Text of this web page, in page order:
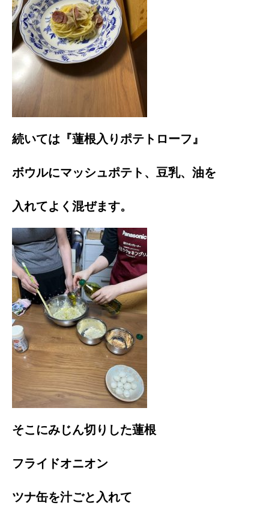
続いては『蓮根入りポテトローフ』
ボウルにマッシュポテト、豆乳、油を
入れてよく混ぜます。
そこにみじん切りした蓮根
フライドオニオン
ツナ缶を汁ごと入れて